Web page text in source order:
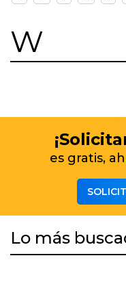
W
es gratis,
Lo más